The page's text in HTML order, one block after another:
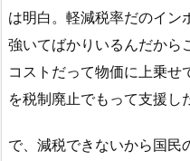
は明白。軽減税率だのイン
強いてばかりいるんだから
コストだって物価に上乗せ
を税制廃止でもって支援し
で、減税できないから国民